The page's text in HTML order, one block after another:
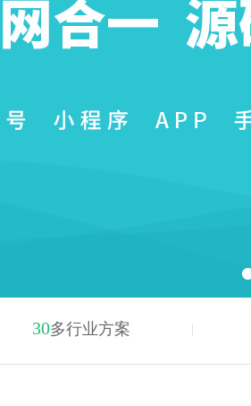
30多行业方案